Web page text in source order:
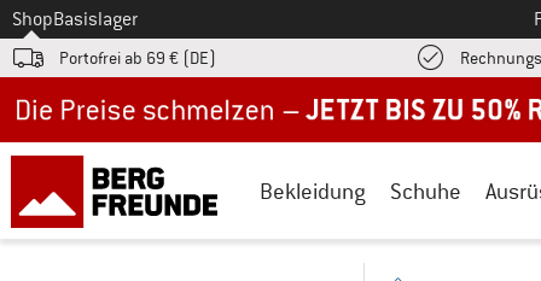
Zum
ShopBasislager
Portofrei ab 69 € (DE)
Bekleidung Schuhe